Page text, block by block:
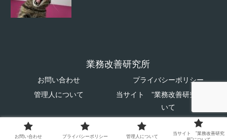
業務改善研究所
お問い合わせ
プライバシーポリシー
管理人について
当サイト ”業務改善研究所”につ
いて
© 2019 業務改善研究所.
お問い合わせ プライバシーポリシー 管理人について
当サイト ”業務改善研究